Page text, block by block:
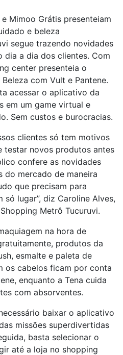
Mimoo Grátis presenteiam
e beleza
segue trazendo novidades
dia a dia dos clientes. Com
center presenteia o
com Vult e Pantene.
acessar o aplicativo da
em um game virtual e
Sem custos e burocracias.
clientes só tem motivos
testar novos produtos antes
confere as novidades
do mercado de maneira
que precisam para
lugar”, diz Caroline Alves,
Metrô Tucuruvi.
na hora de
produtos da
esmalte e paleta de
os cabelos ficam por conta
enquanto a Tena cuida
com absorventes.
baixar o aplicativo
missões superdivertidas
basta selecionar o
até a loja no shopping